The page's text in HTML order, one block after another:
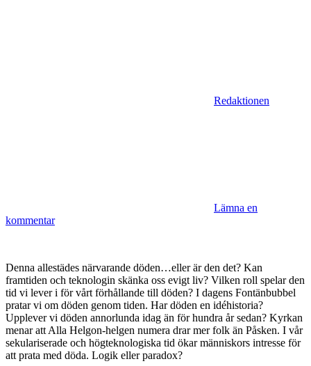
Redaktionen
Lämna en
kommentar
Denna allestädes närvarande döden…eller är den det? Kan
framtiden och teknologin skänka oss evigt liv? Vilken roll spelar den
tid vi lever i för vårt förhållande till döden? I dagens Fontänbubbel
pratar vi om döden genom tiden. Har döden en idéhistoria?
Upplever vi döden annorlunda idag än för hundra år sedan? Kyrkan
menar att Alla Helgon-helgen numera drar mer folk än Påsken. I vår
sekulariserade och högteknologiska tid ökar människors intresse för
att prata med döda. Logik eller paradox?